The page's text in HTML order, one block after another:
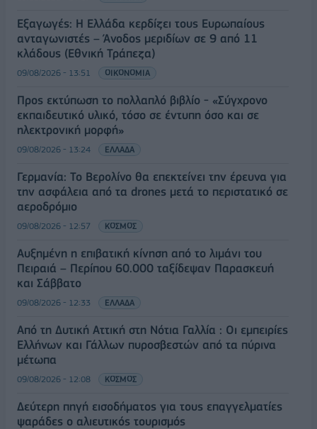
Εξαγωγές: Η Ελλάδα κερδίζει τους Ευρωπαίους
ανταγωνιστές – Άνοδος μεριδίων σε 9 από 11
κλάδους (Εθνική Τράπεζα)
09/08/2026 - 13:51 ΟΙΚΟΝΟΜΙΑ
Προς εκτύπωση το πολλαπλό βιβλίο - «Σύγχρονο
εκπαιδευτικό υλικό, τόσο σε έντυπη όσο και σε
ηλεκτρονική μορφή»
09/08/2026 - 13:24 ΕΛΛΑΔΑ
Γερμανία: Το Βερολίνο θα επεκτείνει την έρευνα για
την ασφάλεια από τα drones μετά το περιστατικό σε
αεροδρόμιο
09/08/2026 - 12:57 ΚΟΣΜΟΣ
Αυξημένη η επιβατική κίνηση από το λιμάνι του
Πειραιά – Περίπου 60.000 ταξίδεψαν Παρασκευή
και Σάββατο
09/08/2026 - 12:33 ΕΛΛΑΔΑ
Από τη Δυτική Αττική στη Νότια Γαλλία : Οι εμπειρίες
Ελλήνων και Γάλλων πυροσβεστών από τα πύρινα
μέτωπα
09/08/2026 - 12:08 ΚΟΣΜΟΣ
Δεύτερη πηγή εισοδήματος για τους επαγγελματίες
ψαράδες ο αλιευτικός τουρισμός